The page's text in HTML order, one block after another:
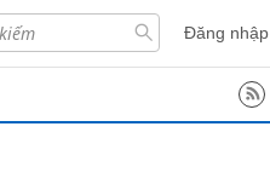
Đăng nhập